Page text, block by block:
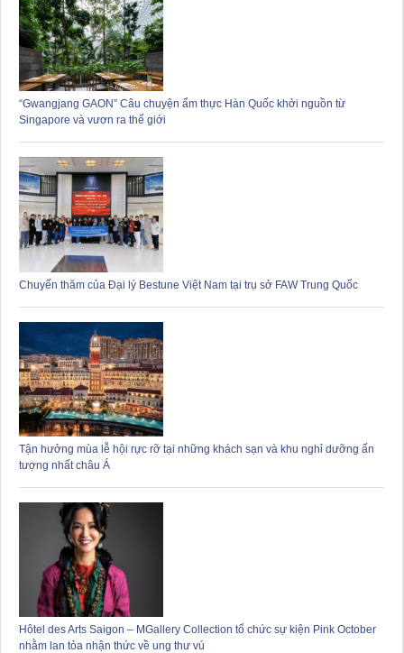
“Gwangjang GAON” Câu chuyện ẩm thực Hàn Quốc khởi nguồn từ
Singapore và vươn ra thế giới
Chuyến thăm của Đại lý Bestune Việt Nam tại trụ sở FAW Trung Quốc
Tận hưởng mùa lễ hội rực rỡ tại những khách sạn và khu nghỉ dưỡng ấn
tượng nhất châu Á
Hôtel des Arts Saigon – MGallery Collection tổ chức sự kiện Pink October
nhằm lan tỏa nhận thức về ung thư vú